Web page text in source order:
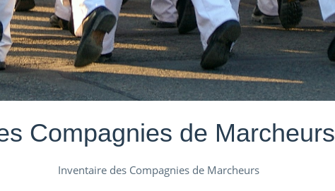
Compagnies de Marcheurs
Inventaire des Compagnies de Marcheurs